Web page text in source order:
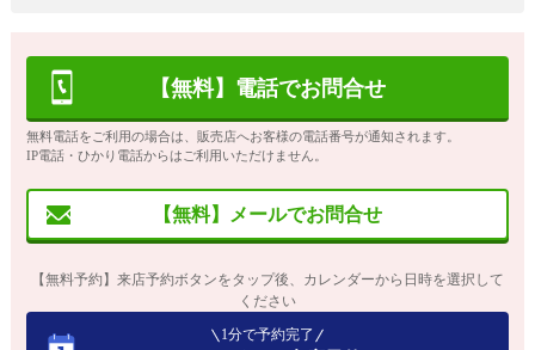
【無料】電話でお問合せ
無料電話をご利用の場合は、販売店へお客様の電話番号が通知されます。
IP電話・ひかり電話からはご利用いただけません。
【無料】メールでお問合せ
【無料予約】来店予約ボタンをタップ後、カレンダーから日時を選択して
ください
1分で予約完了